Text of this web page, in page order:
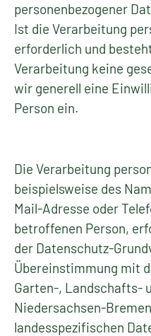
personenbezogener
Ist die Verarbeitung
erforderlich und
Verarbeitung keine
wir generell eine
Person ein.
Die Verarbeitung
beispielsweise des
Mail-Adresse oder
betroffenen Person,
der Datenschutz-
Übereinstimmung mit
Garten-, Landschafts-
Niedersachsen-
landesspezifischen